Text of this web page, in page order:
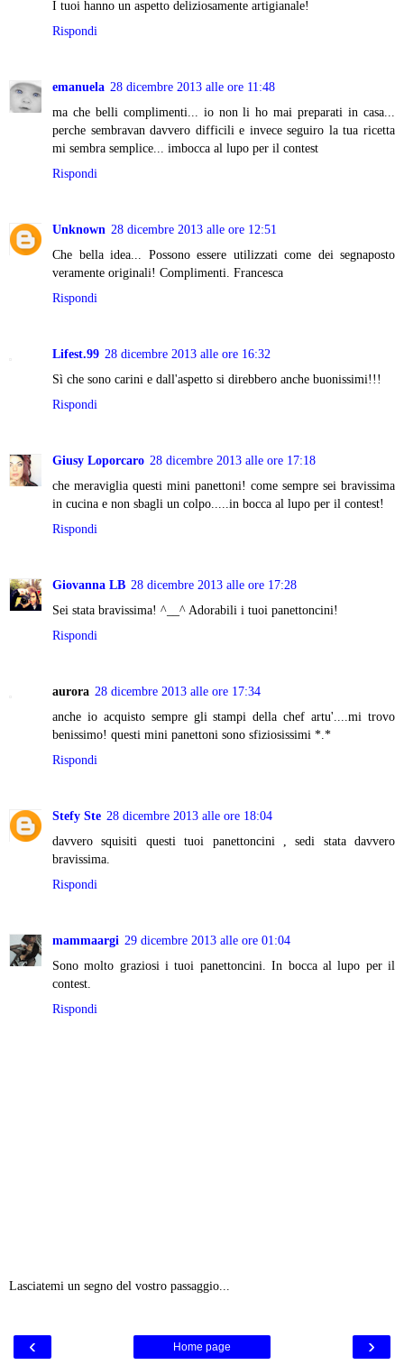
I tuoi hanno un aspetto deliziosamente artigianale!
Rispondi
emanuela 28 dicembre 2013 alle ore 11:48
ma che belli complimenti... io non li ho mai preparati in casa...
perche sembravan davvero difficili e invece seguiro la tua ricetta
mi sembra semplice... imbocca al lupo per il contest
Rispondi
Unknown 28 dicembre 2013 alle ore 12:51
Che bella idea... Possono essere utilizzati come dei segnaposto
veramente originali! Complimenti. Francesca
Rispondi
Lifest.99 28 dicembre 2013 alle ore 16:32
Sì che sono carini e dall'aspetto si direbbero anche buonissimi!!!
Rispondi
Giusy Loporcaro 28 dicembre 2013 alle ore 17:18
che meraviglia questi mini panettoni! come sempre sei bravissima
in cucina e non sbagli un colpo.....in bocca al lupo per il contest!
Rispondi
Giovanna LB 28 dicembre 2013 alle ore 17:28
Sei stata bravissima! ^__^ Adorabili i tuoi panettoncini!
Rispondi
aurora 28 dicembre 2013 alle ore 17:34
anche io acquisto sempre gli stampi della chef artu'....mi trovo
benissimo! questi mini panettoni sono sfiziosissimi *.*
Rispondi
Stefy Ste 28 dicembre 2013 alle ore 18:04
davvero squisiti questi tuoi panettoncini , sedi stata davvero
bravissima.
Rispondi
mammaargi 29 dicembre 2013 alle ore 01:04
Sono molto graziosi i tuoi panettoncini. In bocca al lupo per il
contest.
Rispondi
Lasciatemi un segno del vostro passaggio...
‹ ›
Home page